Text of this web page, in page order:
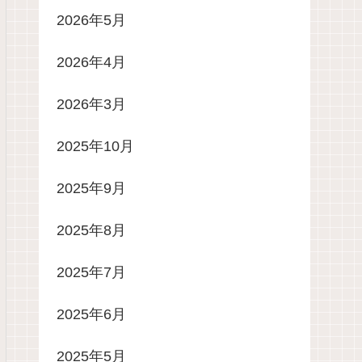
2026年5月
2026年4月
2026年3月
2025年10月
2025年9月
2025年8月
2025年7月
2025年6月
2025年5月